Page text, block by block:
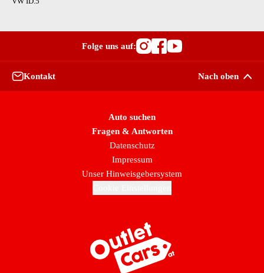
Folge uns auf:
Besuche
Besuche
Besuche
Kontakt Nach oben
Auto suchen
Fragen & Antworten
Datenschutz
Impressum
Unser Hinweisgebersystem
Zur Startseite